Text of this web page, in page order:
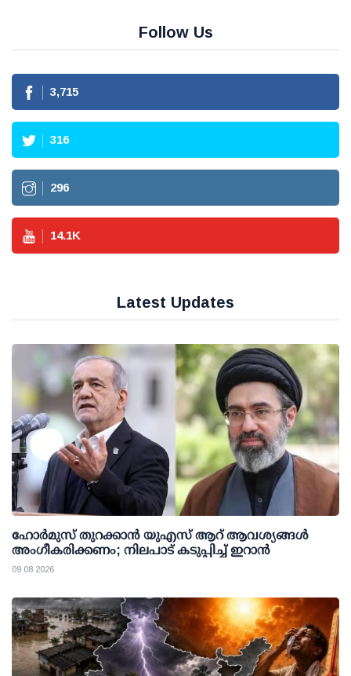
Follow Us
3,715
316
296
14.1K
Latest Updates
ഹോർമുസ് തുറക്കാൻ യുഎസ് ആറ് ആവശ്യങ്ങൾ
അംഗീകരിക്കണം; നിലപാട് കടുപ്പിച്ച് ഇറാൻ
09 08 2026